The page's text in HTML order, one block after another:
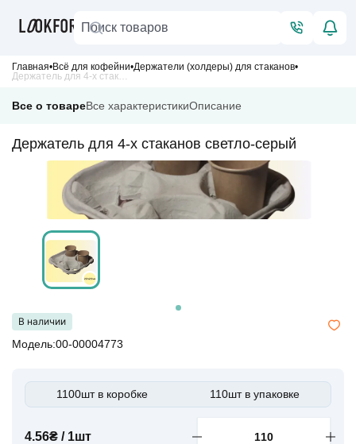
Главная Всё для кофейни Держатели (холдеры) для стаканов
Держатель для 4-х стаканов светло-серый
Все о товареВсе характеристикиОписание
Держатель для 4-х стаканов светло-серый
В наличии
Модель:00-00004773
1100шт в коробке 110шт в упаковке
4.56₴ / 1шт